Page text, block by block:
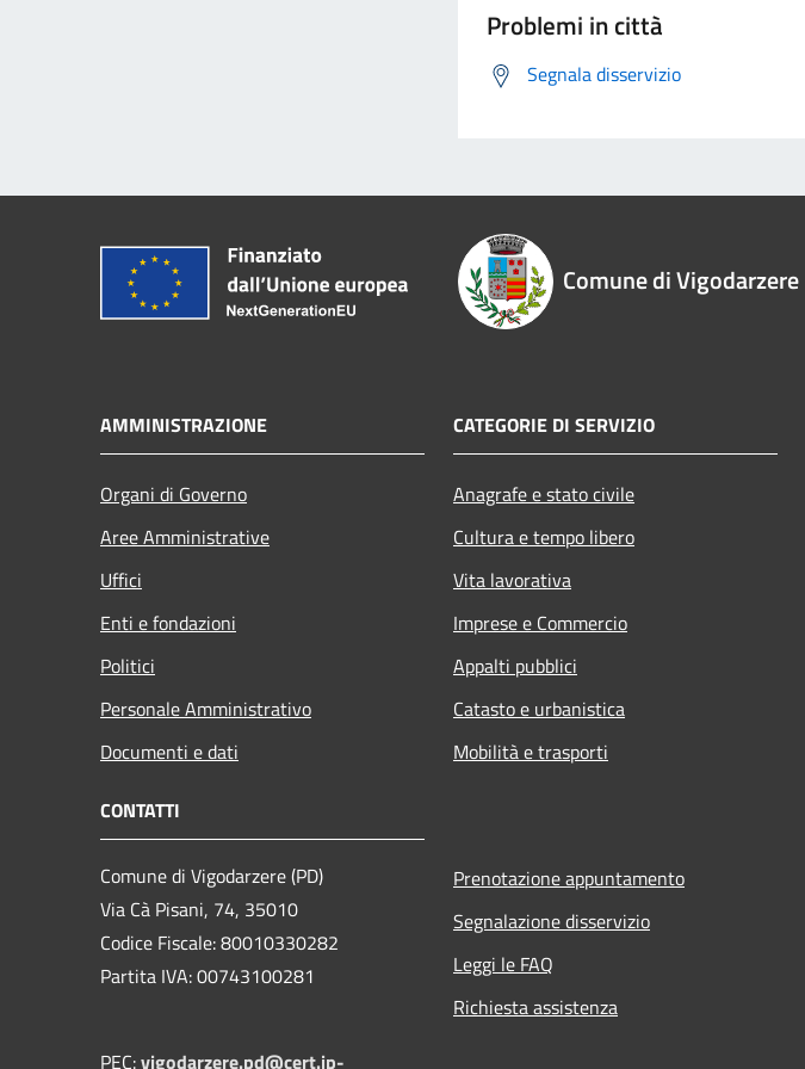
Problemi in città
Segnala disservizio
Comune di Vigodarzere
AMMINISTRAZIONE
Organi di Governo
Aree Amministrative
Uffici
Enti e fondazioni
Politici
Personale Amministrativo
Documenti e dati
CATEGORIE DI SERVIZIO
Anagrafe e stato civile
Cultura e tempo libero
Vita lavorativa
Imprese e Commercio
Appalti pubblici
Catasto e urbanistica
Mobilità e trasporti
CONTATTI
Comune di Vigodarzere (PD)
Via Cà Pisani, 74, 35010
Codice Fiscale: 80010330282
Partita IVA: 00743100281
PEC:vigodarzere.pd@cert.ip-
Prenotazione appuntamento
Segnalazione disservizio
Leggi le FAQ
Richiesta assistenza